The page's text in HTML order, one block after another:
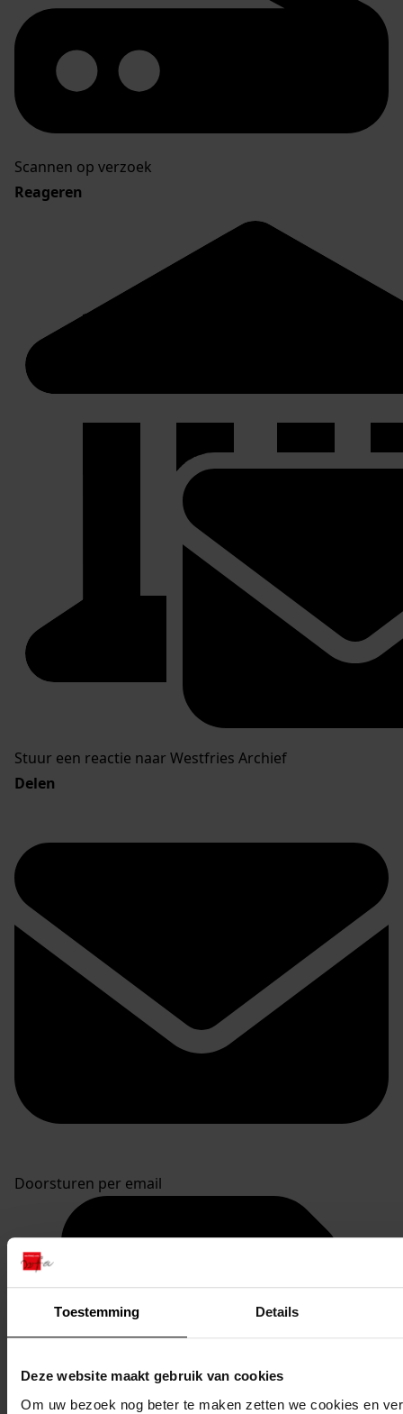
Toestemming Details
Deze website maakt gebruik van cookies
Om uw bezoek nog beter te maken zetten we cookies en
Scannen op verzoek
Reageren
Stuur een reactie naar Westfries Archief
Delen
Doorsturen per email